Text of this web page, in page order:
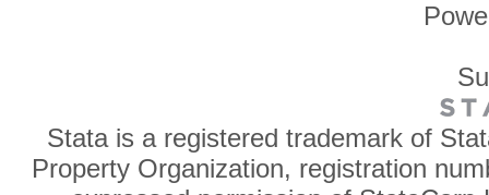
Stata is a registered trademark of
Property Organization, registration